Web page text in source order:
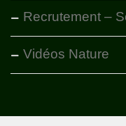
Recrutement –
Vidéos Nature